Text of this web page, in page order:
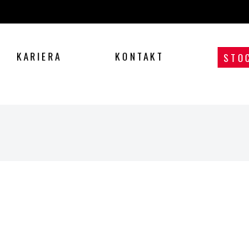
KARIERA KONTAKT